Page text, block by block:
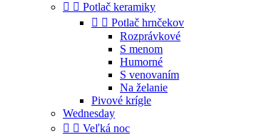
  Potlač keramiky
  Potlač hrnčekov
Rozprávkové
S menom
Humorné
S venovaním
Na želanie
Pivové krígle
Wednesday
  Veľká noc